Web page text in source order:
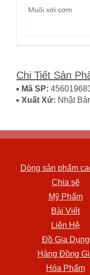
Muôi xới cơm
Chi Tiết Sản
Mã SP:
Xuất Xứ: Nhật
Dòng sản phẩm
Chia sẽ
Mỹ Phẩm
Bài Viết
Liên Hệ
Đồ Gia Dụng
Hàng Đồng
Hóa Phẩm